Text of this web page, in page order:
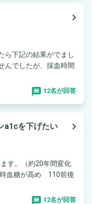
navigate_next
ら下記の結果がでまし
んでしたが、採血時間
12名が回答
a1cを下げたい
navigate_next
す。（約20年間変化
12名が回答